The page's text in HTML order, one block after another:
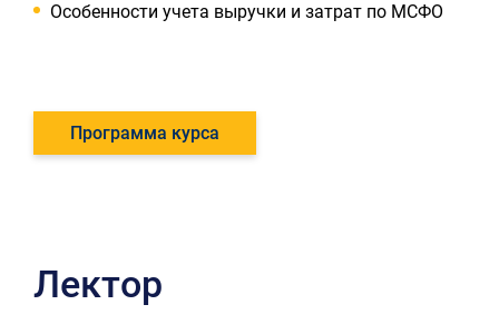
Особенности учета выручки и затрат по МСФО
Программа курса
Лектор